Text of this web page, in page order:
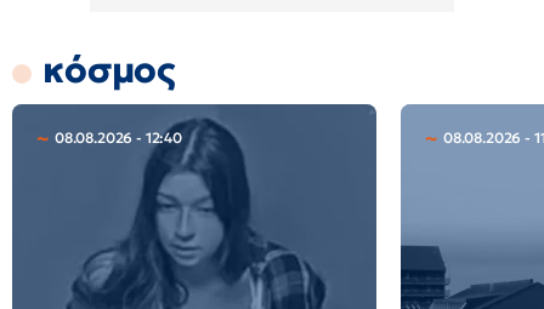
κόσμος
08.08.2026 - 12:40 08.08.2026 -